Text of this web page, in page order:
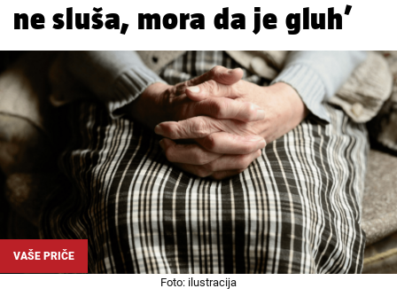
ne sluša, mora da je gluh’
VAŠE PRIČE
Foto: ilustracija